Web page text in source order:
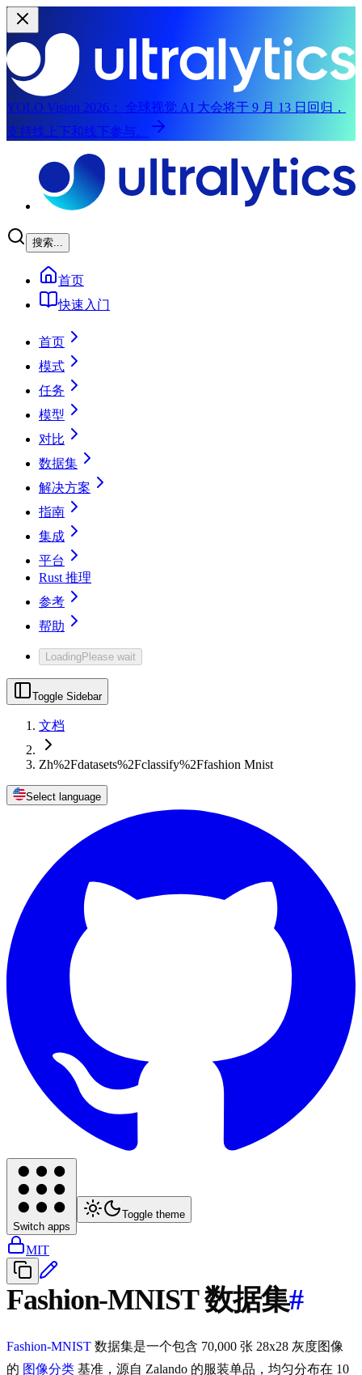
YOLO Vision 2026：
全球视觉 AI 大会将于 9 月 13 日回归，
支持线上下和线下参与。
搜索...
首页
快速入门
首页
模式
任务
模型
对比
数据集
解决方案
指南
集成
平台
Rust 推理
参考
帮助
LoadingPlease wait
Toggle Sidebar
文档
Zh%2Fdatasets%2Fclassify%2Ffashion Mnist
Select language
Switch apps
Toggle theme
MIT
Fashion-MNIST 数据集#
Fashion-MNIST 数据集是一个包含 70,000 张 28x28 灰度图像
的 图像分类 基准，源自 Zalando 的服装单品，均匀分布在 10